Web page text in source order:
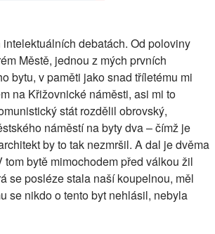
debatách. Od poloviny
Městě, jednou z mých prvních
bytu, v paměti jako snad tříletému mi
na Křižovnické náměsti, asi mi to
stát rozdělil obrovský,
náměstí na byty dva – čímž je
by to tak nezmršil. A dal je dvěma
bytě mimochodem před válkou žil
se posléze stala naší koupelnou, měl
se nikdo o tento byt nehlásil, nebyla